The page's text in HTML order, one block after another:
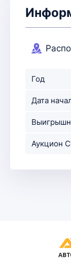
Год
Дата
аукциона
Аукцион